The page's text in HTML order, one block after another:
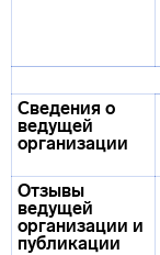
Сведения о
ведущей
организации
Отзывы
ведущей
организации и
публикации